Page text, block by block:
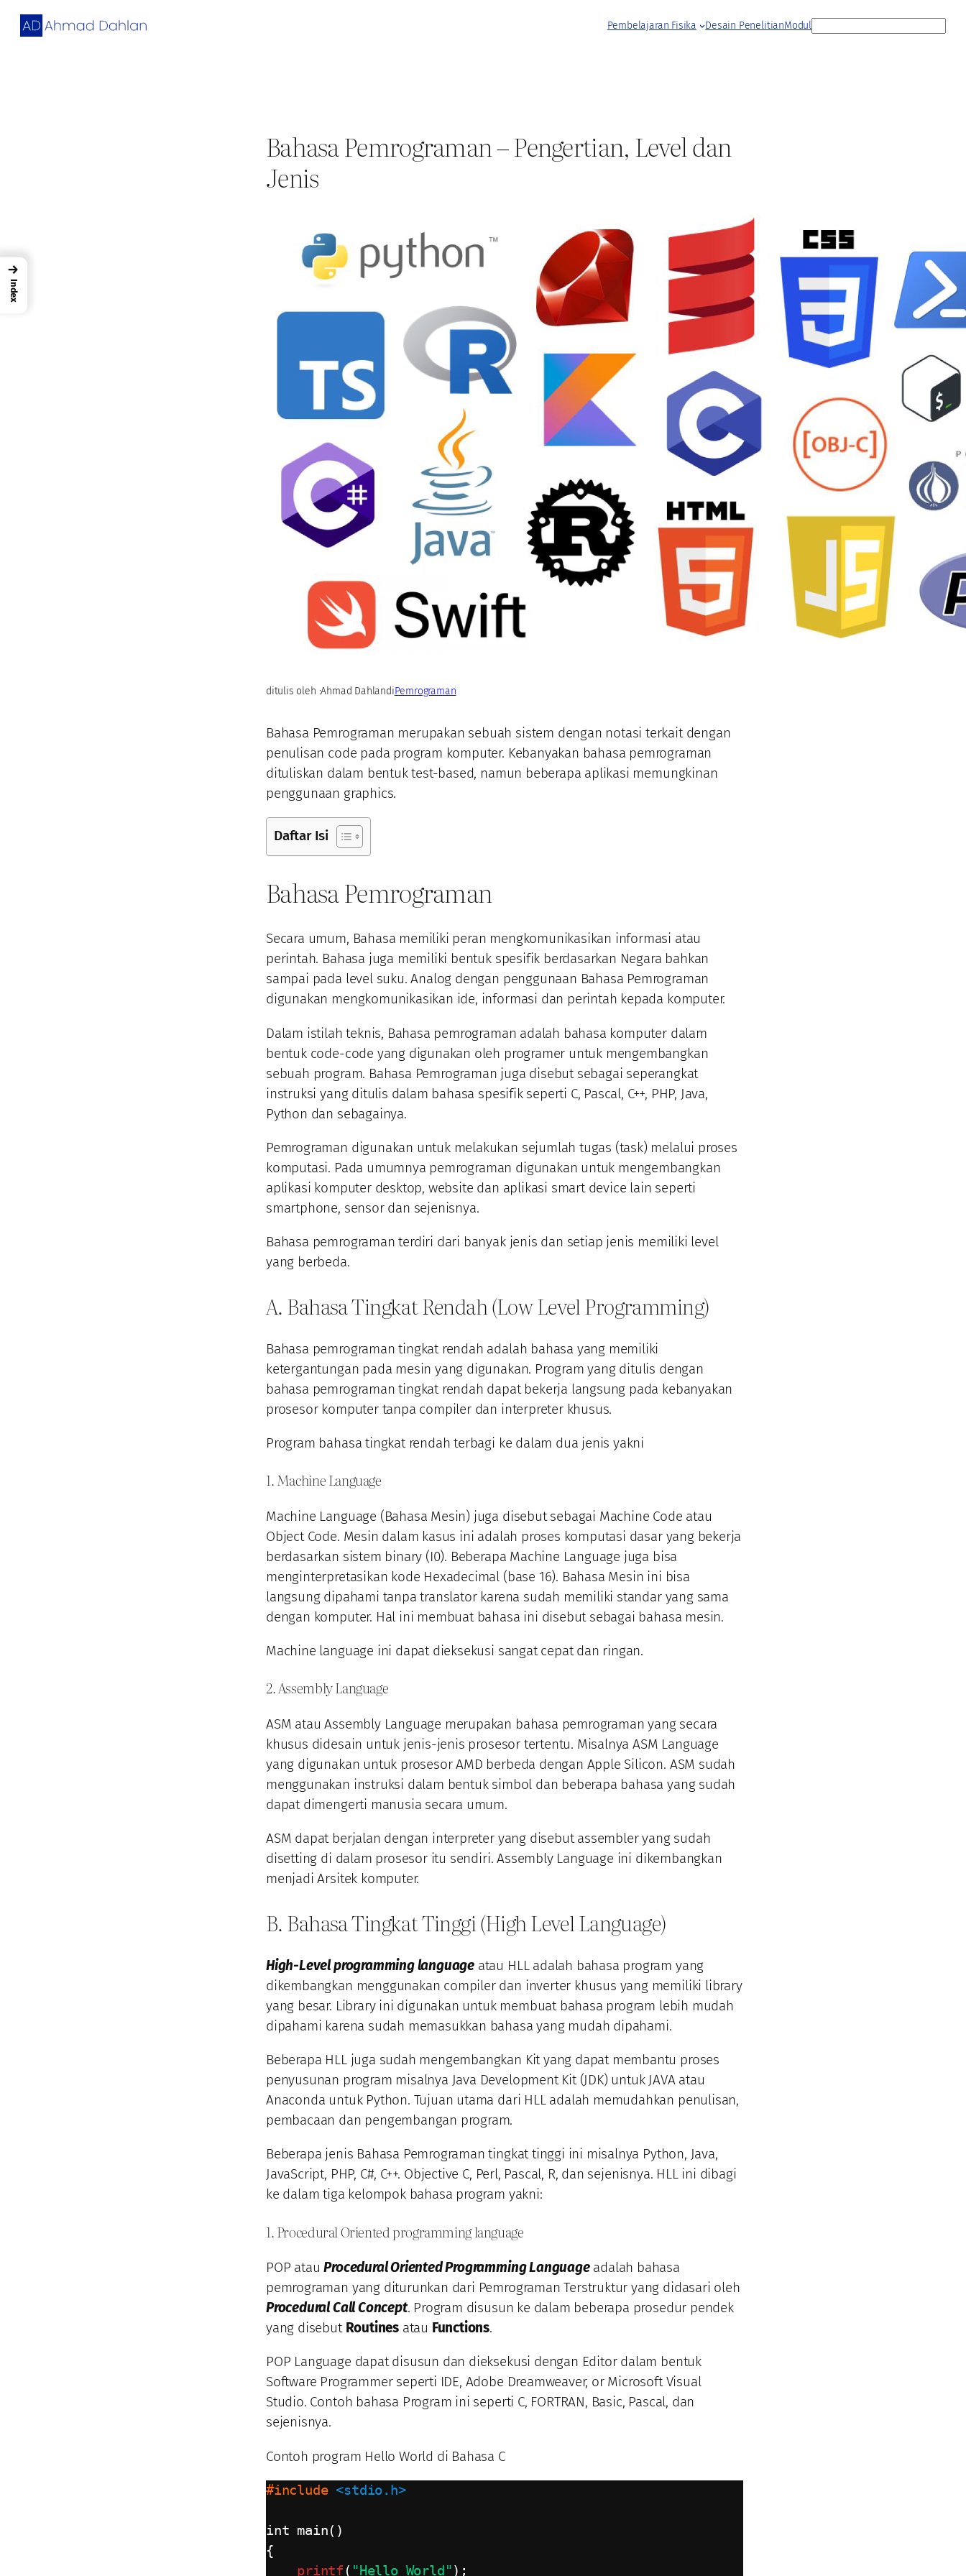
Skip
Pembelajaran Fisika Desain PenelitianModulS
Bahasa Pemrograman – Pengertian, Level dan
Jenis
ditulis oleh :Ahmad DahlandiPemrograman
Bahasa Pemrograman merupakan sebuah sistem dengan notasi terkait dengan
penulisan code pada program komputer. Kebanyakan bahasa pemrograman
dituliskan dalam bentuk test-based, namun beberapa aplikasi memungkinan
penggunaan graphics.
Daftar Isi
Bahasa Pemrograman
Secara umum, Bahasa memiliki peran mengkomunikasikan informasi atau
perintah. Bahasa juga memiliki bentuk spesifik berdasarkan Negara bahkan
sampai pada level suku. Analog dengan penggunaan Bahasa Pemrograman
digunakan mengkomunikasikan ide, informasi dan perintah kepada komputer.
Dalam istilah teknis, Bahasa pemrograman adalah bahasa komputer dalam
bentuk code-code yang digunakan oleh programer untuk mengembangkan
sebuah program. Bahasa Pemrograman juga disebut sebagai seperangkat
instruksi yang ditulis dalam bahasa spesifik seperti C, Pascal, C++, PHP, Java,
Python dan sebagainya.
Pemrograman digunakan untuk melakukan sejumlah tugas (task) melalui proses
komputasi. Pada umumnya pemrograman digunakan untuk mengembangkan
aplikasi komputer desktop, website dan aplikasi smart device lain seperti
smartphone, sensor dan sejenisnya.
Bahasa pemrograman terdiri dari banyak jenis dan setiap jenis memiliki level
yang berbeda.
A. Bahasa Tingkat Rendah (Low Level Programming)
Bahasa pemrograman tingkat rendah adalah bahasa yang memiliki
ketergantungan pada mesin yang digunakan. Program yang ditulis dengan
bahasa pemrograman tingkat rendah dapat bekerja langsung pada kebanyakan
prosesor komputer tanpa compiler dan interpreter khusus.
Program bahasa tingkat rendah terbagi ke dalam dua jenis yakni
1. Machine Language
Machine Language (Bahasa Mesin) juga disebut sebagai Machine Code atau
Object Code. Mesin dalam kasus ini adalah proses komputasi dasar yang bekerja
berdasarkan sistem binary (I0). Beberapa Machine Language juga bisa
menginterpretasikan kode Hexadecimal (base 16). Bahasa Mesin ini bisa
langsung dipahami tanpa translator karena sudah memiliki standar yang sama
dengan komputer. Hal ini membuat bahasa ini disebut sebagai bahasa mesin.
Machine language ini dapat dieksekusi sangat cepat dan ringan.
2. Assembly Language
ASM atau Assembly Language merupakan bahasa pemrograman yang secara
khusus didesain untuk jenis-jenis prosesor tertentu. Misalnya ASM Language
yang digunakan untuk prosesor AMD berbeda dengan Apple Silicon. ASM sudah
menggunakan instruksi dalam bentuk simbol dan beberapa bahasa yang sudah
dapat dimengerti manusia secara umum.
ASM dapat berjalan dengan interpreter yang disebut assembler yang sudah
disetting di dalam prosesor itu sendiri. Assembly Language ini dikembangkan
menjadi Arsitek komputer.
B. Bahasa Tingkat Tinggi (High Level Language)
High-Level programming language atau HLL adalah bahasa program yang
dikembangkan menggunakan compiler dan inverter khusus yang memiliki library
yang besar. Library ini digunakan untuk membuat bahasa program lebih mudah
dipahami karena sudah memasukkan bahasa yang mudah dipahami.
Beberapa HLL juga sudah mengembangkan Kit yang dapat membantu proses
penyusunan program misalnya Java Development Kit (JDK) untuk JAVA atau
Anaconda untuk Python. Tujuan utama dari HLL adalah memudahkan penulisan,
pembacaan dan pengembangan program.
Beberapa jenis Bahasa Pemrograman tingkat tinggi ini misalnya Python, Java,
JavaScript, PHP, C#, C++. Objective C, Perl, Pascal, R, dan sejenisnya. HLL ini dibagi
ke dalam tiga kelompok bahasa program yakni:
1. Procedural Oriented programming language
POP atauProcedural Oriented Programming Languageadalah bahasa
pemrograman yang diturunkan dari Pemrograman Terstruktur yang didasari oleh
Procedural Call Concept. Program disusun ke dalam beberapa prosedur pendek
yang disebut Routinesatau Functions.
POP Language dapat disusun dan dieksekusi dengan Editor dalam bentuk
Software Programmer seperti IDE, Adobe Dreamweaver, or Microsoft Visual
Studio. Contoh bahasa Program ini seperti C, FORTRAN, Basic, Pascal, dan
sejenisnya.
Contoh program Hello World di Bahasa C
#include <stdio.h>
int main()
{
printf ( "Hello World");
→
Index